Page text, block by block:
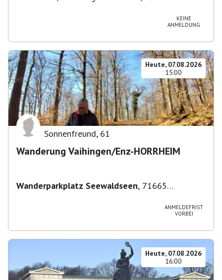
KEINE
ANMELDUNG
Heute, 07.08.2026
15:00
Sonnenfreund, 61
Wanderung Vaihingen/Enz-HORRHEIM
Wanderparkplatz Seewaldseen, 71665
ANMELDEFRIST
VORBEI
Heute, 07.08.2026
16:00